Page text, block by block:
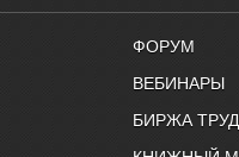
ФОРУМ
ВЕБИНАРЫ
БИРЖА